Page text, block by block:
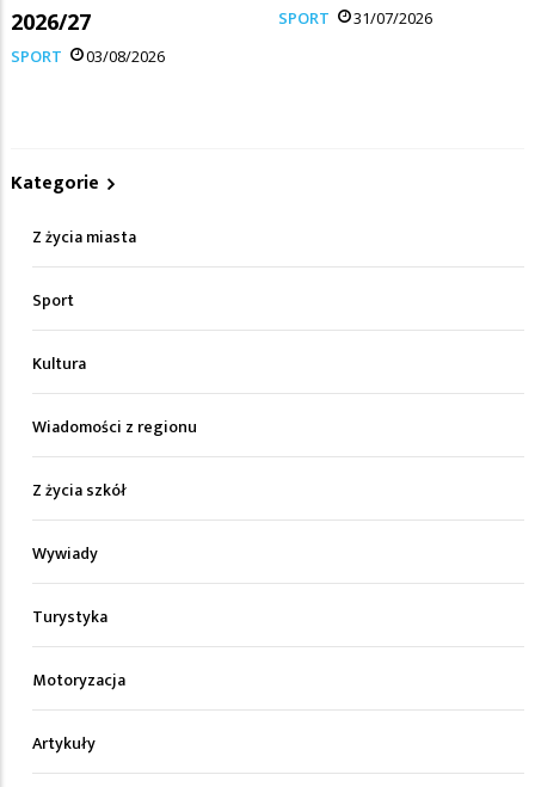
2026/27
SPORT 03/08/2026
SPORT 31/07/2026
Kategorie
Z życia miasta
Sport
Kultura
Wiadomości z regionu
Z życia szkół
Wywiady
Turystyka
Motoryzacja
Artykuły